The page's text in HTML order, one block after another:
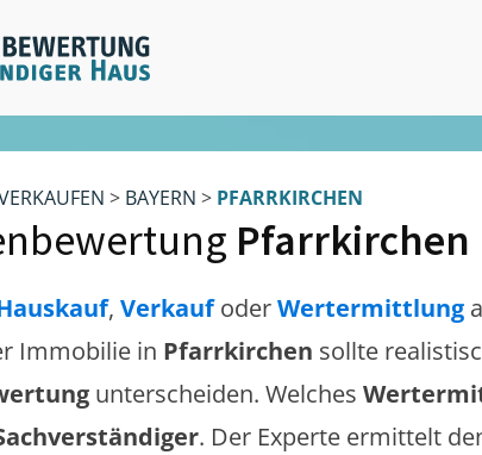
> BAYERN > PFARRKIRCHEN
Pfarrkirchen
, VerkaufoderWertermittlung
Immobilie in Pfarrkirchen sollte
unterscheiden. Welches
. Der Experte ermittelt